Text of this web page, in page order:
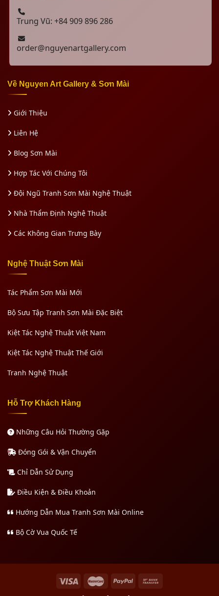
Trung Vũ: +84 909 896 286
order@nguyenartgallery.com
Về Nguyen Art Gallery & Sơn Mài
Giới Thiệu
Liên Hệ
Blog Sơn Mài
Hợp Tác Với Chúng Tôi
Đội Ngũ Tranh Sơn Mài Nghệ Thuật
Nhà Thẩm Định Nghệ Thuật
Các Không Gian Trưng Bày
Nghệ Thuật Sơn Mài
Tác Phẩm Sơn Mài Mới
Bộ Sưu Tập Tranh Sơn Mài Đặc Biệt
Kiệt Tác Nghệ Thuật Việt Nam
Kiệt Tác Nghệ Thuật Thế Giới
Tranh Nghệ Thuật
Hỗ Trợ Khách Hàng
Những Câu Hỏi Thường Gặp
Đóng Gói & Vận Chuyển
Chỉ Dẫn Sử Dụng
Điều Kiện & Điều Khoản
Hướng Dẫn Mua Tranh Sơn Mài Online
Bộ Cờ Vua Quốc Tế